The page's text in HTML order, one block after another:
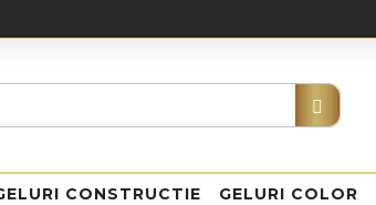
CONSTRUCTIE GELURI COLOR